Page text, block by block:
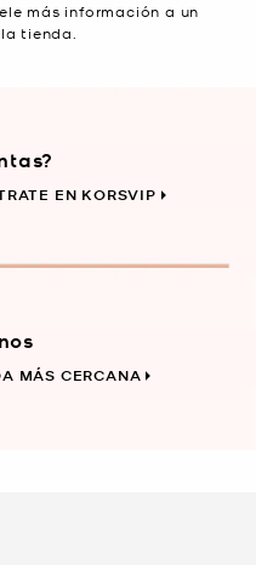
más información a un
tienda.
EN KORSVIP
MÁS CERCANA